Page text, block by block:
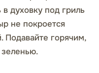
в духовку под гриль
не покроется
Подавайте горячим,